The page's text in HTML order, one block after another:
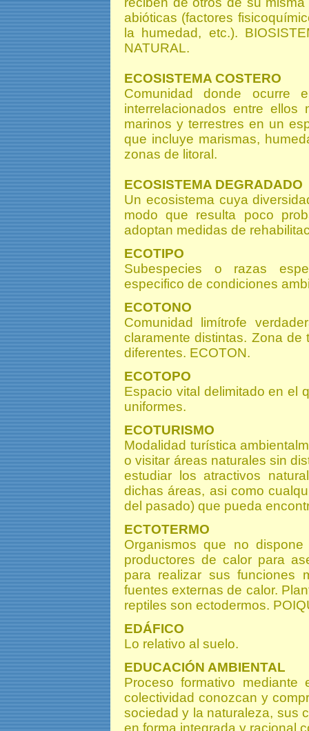
abióticas (factores
la humedad, etc.).
NATURAL.
ECOSISTEMA COSTERO
Comunidad donde ocurre
interrelacionados entre
marinos y terrestres en un
que incluye marismas,
zonas de litoral.
ECOSISTEMA DEGRADADO
Un ecosistema cuya
modo que resulta poco
adoptan medidas de
ECOTIPO
Subespecies o razas
especifico de condiciones
ECOTONO
Comunidad limítrofe
claramente distintas. Zona
diferentes. ECOTON.
ECOTOPO
Espacio vital delimitado en el
uniformes.
ECOTURISMO
Modalidad turística
o visitar áreas naturales sin
estudiar los atractivos
dichas áreas, asi como
del pasado) que pueda
ECTOTERMO
Organismos que no
productores de calor para
para realizar sus funciones
fuentes externas de calor.
reptiles son ectodermos.
EDÁFICO
Lo relativo al suelo.
EDUCACIÓN AMBIENTAL
Proceso formativo
colectividad conozcan y
sociedad y la naturaleza, sus
en forma integrada y racional